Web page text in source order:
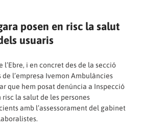
posen en risc la salut
usuaris
l’Ebre, i en concret des de la secció
l’empresa Ivemon Ambulàncies
que hem posat denúncia a Inspecció
la salut de les persones
amb l’assessorament del gabinet